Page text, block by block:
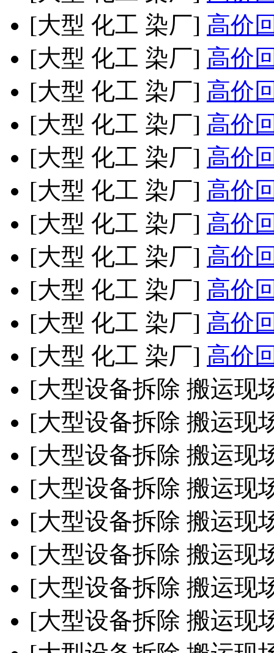
[大型 化工 染厂] 高价
[大型 化工 染厂] 高价
[大型 化工 染厂] 高价
[大型 化工 染厂] 高价
[大型 化工 染厂] 高价
[大型 化工 染厂] 高价
[大型 化工 染厂] 高价
[大型 化工 染厂] 高价
[大型 化工 染厂] 高价
[大型 化工 染厂] 高价
[大型 化工 染厂] 高价
[大型设备拆除 搬运现
[大型设备拆除 搬运现
[大型设备拆除 搬运现
[大型设备拆除 搬运现
[大型设备拆除 搬运现
[大型设备拆除 搬运现
[大型设备拆除 搬运现
[大型设备拆除 搬运现